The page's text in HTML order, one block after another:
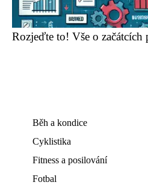
Rozjeďte to! Vše o začátcích
Běh a kondice
Cyklistika
Fitness a posilování
Fotbal